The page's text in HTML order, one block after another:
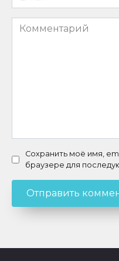
*
Комментарий
Сохранить моё имя,
браузере для